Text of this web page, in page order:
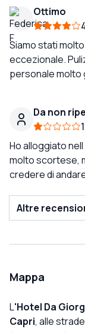
colazione è
freschi e di
sincero grazie a
l’attenzione
torneremo
Ottimo
Siamo stati
eccezionale.
personale molto
Da non
1
Ho alloggiato
molto scortese, mi ha cambiato la camera facendomi
credere di
per quanto era
parlare della
frutto mi hanno
sotto una cosa e
Pazzesco!! Per
manutenzione,
Altre
Mappa
L'Hotel Da
Capri, alle